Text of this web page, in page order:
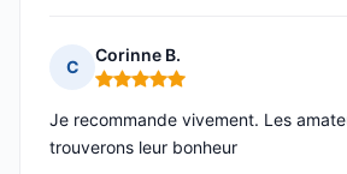
C
Corinne B.
Note : 5 sur 5
Je recommande vivement. Les
trouverons leur bonheur